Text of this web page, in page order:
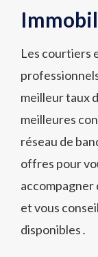
Les courtiers
meilleur taux
meilleures
réseau de
offres pour
accompagner
et vous
disponibles․